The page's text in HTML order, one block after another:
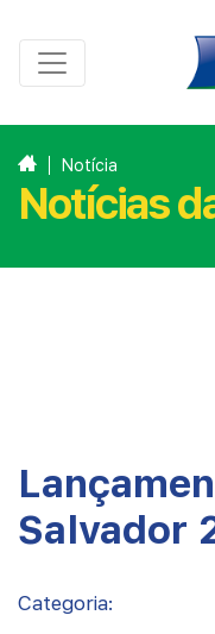
Notícia
Notícias
Salvador
Categoria: